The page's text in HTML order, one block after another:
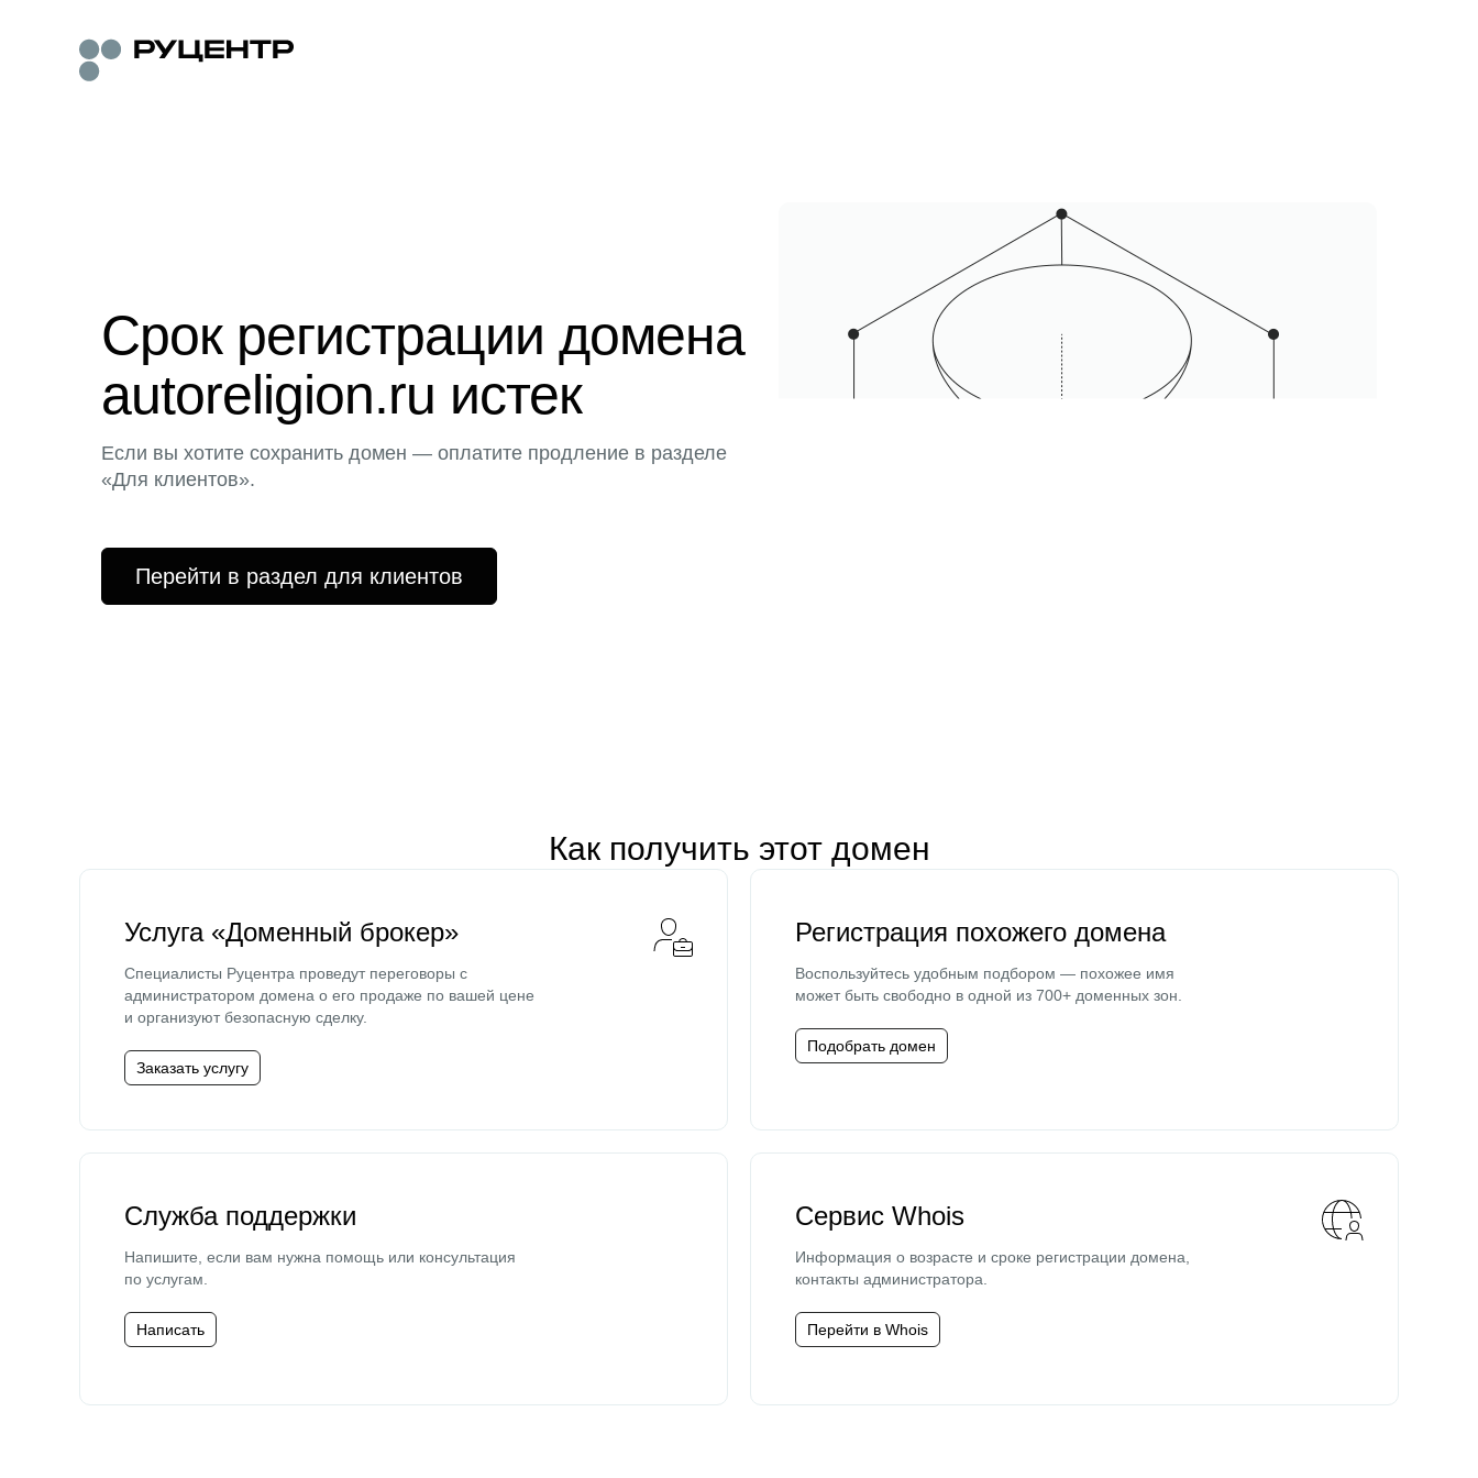
Срок регистрации домена
autoreligion.ru истек
Если вы хотите сохранить домен — оплатите продление в разделе
«Для клиентов».
Перейти в раздел для клиентов
Как получить этот домен
Услуга «Доменный брокер»
Специалисты Руцентра проведут переговоры с
администратором домена о его продаже по вашей цене
и организуют безопасную сделку.
Заказать услугу
Регистрация похожего домена
Воспользуйтесь удобным подбором — похожее имя
может быть свободно в одной из 700+ доменных зон.
Подобрать домен
Служба поддержки
Напишите, если вам нужна помощь или консультация
по услугам.
Написать
Сервис Whois
Информация о возрасте и сроке регистрации домена,
контакты администратора.
Перейти в Whois